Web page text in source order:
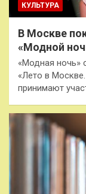
КУЛЬТУРА
В Москве
«Модной
«Модная ночь»
«Лето в
принимают